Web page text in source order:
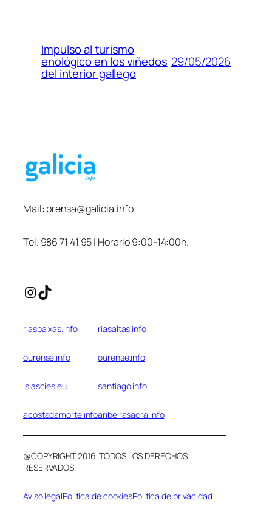
Impulso al turismo
enológico en los viñedos
del interior gallego
29/05/2026
Mail: prensa@galicia.info
Tel. 986 71 41 95 | Horario 9:00-14:00h.
Instagram
TikTok
riasbaixas.info riasaltas.info
ourense.info ourense.info
islascies.eu santiago.info
acostadamorte.infoaribeirasacra.info
@COPYRIGHT 2016. TODOS LOS DERECHOS
RESERVADOS.
Aviso legalPolítica de cookiesPolítica de privacidad